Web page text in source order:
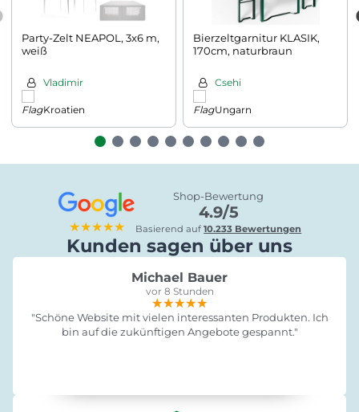
Party-Zelt NEAPOL, 3x6 m,
weiß
Vladimir
Kroatien
Bierzeltgarnitur KLASIK,
170cm, naturbraun
Csehi
Ungarn
★★★★★
Shop-Bewertung
4.9/5
Basierend auf10.233 Bewertungen
Kunden sagen über uns
Michael Bauer
vor 8 Stunden
★★★★★
★★★★★
★★★★★
"Schöne Website mit vielen interessanten Produkten. Ich
bin auf die zukünftigen Angebote gespannt."